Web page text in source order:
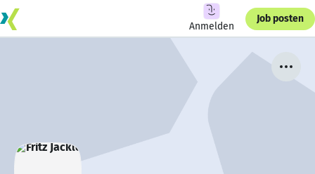
Anmelden
Job posten